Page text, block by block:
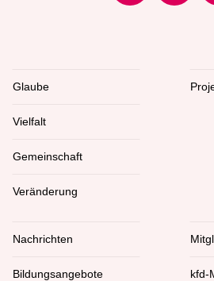
Glaube
Vielfalt
Gemeinschaft
Veränderung
Nachrichten
Bildungsangebote kfd-